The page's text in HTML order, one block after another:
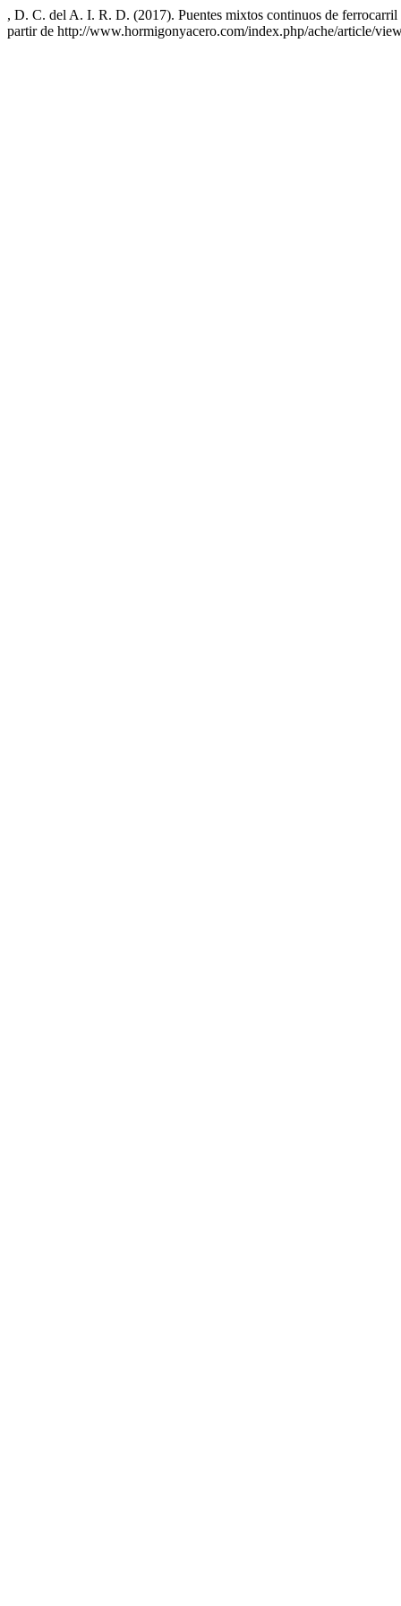
, D. C. del A. I. R. D. (2017). Puentes mixtos continuos de
partir de http://www.hormigonyacero.com/index.php/ache/article/